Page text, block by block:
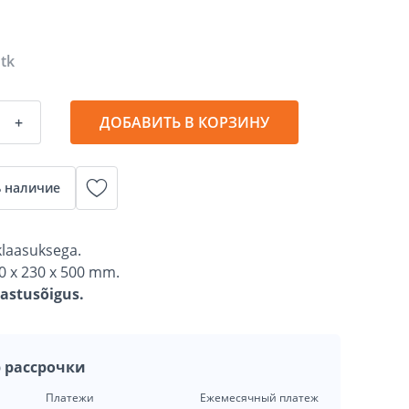
+ ДОБАВИТЬ В КОРЗИНУ
наличие
x 230 x 500 mm.
Платежи Ежемесячный платеж